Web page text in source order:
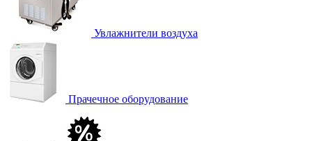
Увлажнители воздуха
Прачечное оборудование